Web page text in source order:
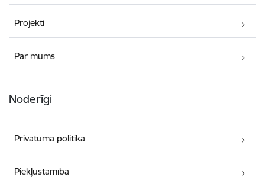
Projekti
Par mums
Noderīgi
Privātuma politika
Piekļūstamība